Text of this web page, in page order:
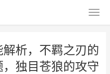
析，不羁之刃的
独目苍狼的攻守